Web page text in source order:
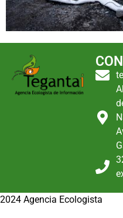
2024 Agencia Ecologista